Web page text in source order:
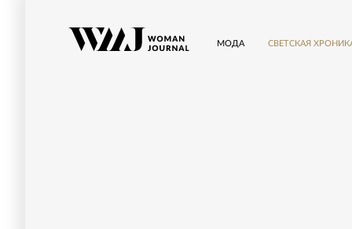
МОДА СВЕТСКАЯ